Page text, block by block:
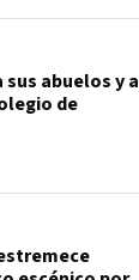
abuelos y a
de